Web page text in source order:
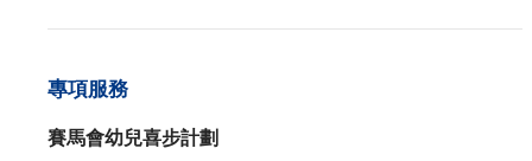
專項服務
賽馬會幼兒喜步計劃